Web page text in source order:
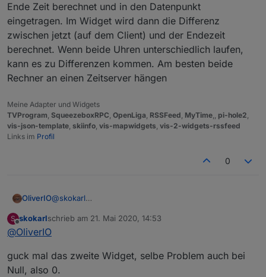
Ende Zeit berechnet und in den Datenpunkt
eingetragen. Im Widget wird dann die Differenz
zwischen jetzt (auf dem Client) und der Endezeit
berechnet. Wenn beide Uhren unterschiedlich laufen,
kann es zu Differenzen kommen. Am besten beide
Rechner an einen Zeitserver hängen
Meine Adapter und Widgets
TVProgram, SqueezeboxRPC, OpenLiga, RSSFeed, MyTime,, pi-hole2,
vis-json-template, skiinfo, vis-mapwidgets, vis-2-widgets-rssfeed
Links im Profil
0
OliverIO@skokarl
etwas. Kannst du Mal deine PC Uhr mit der vom
Wenn du start drückst wird auf dem Server Start und
zwischen jetzt (auf dem Client) und der Endezeit
berechnet. Wenn beide Uhren unterschiedlich laufen,
S
Offline
skokarlschrieb am 21. Mai 2020, 14:53
zuletzt editiert von
@OliverIO
guck mal das zweite Widget, selbe Problem auch bei
Null, also 0.